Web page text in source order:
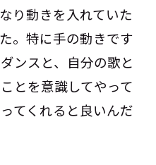
り動きを入れていた
。特に手の動きです
ンスと、自分の歌と
とを意識してやって
てくれると良いんだ